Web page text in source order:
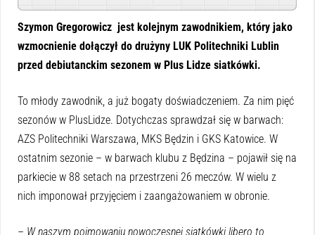
Szymon Gregorowicz jest kolejnym zawodnikiem, który jako
wzmocnienie dołączył do drużyny LUK Politechniki Lublin
przed debiutanckim sezonem w Plus Lidze siatkówki.
To młody zawodnik, a już bogaty doświadczeniem. Za nim pięć
sezonów w PlusLidze. Dotychczas sprawdzał się w barwach:
AZS Politechniki Warszawa, MKS Będzin i GKS Katowice. W
ostatnim sezonie – w barwach klubu z Będzina – pojawił się na
parkiecie w 88 setach na przestrzeni 26 meczów. W wielu z
nich imponował przyjęciem i zaangażowaniem w obronie.
– W naszym pojmowaniu nowoczesnej siatkówki libero to